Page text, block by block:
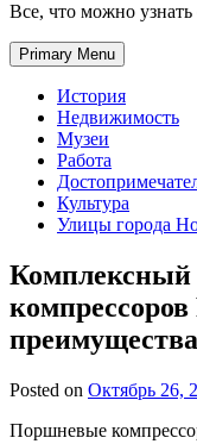
Все, что можно
Primary Menu
История
Недвижимость
Музеи
Работа
Культура
Улицы города
Комплексный
Posted on Октябрь 26,
Поршневые